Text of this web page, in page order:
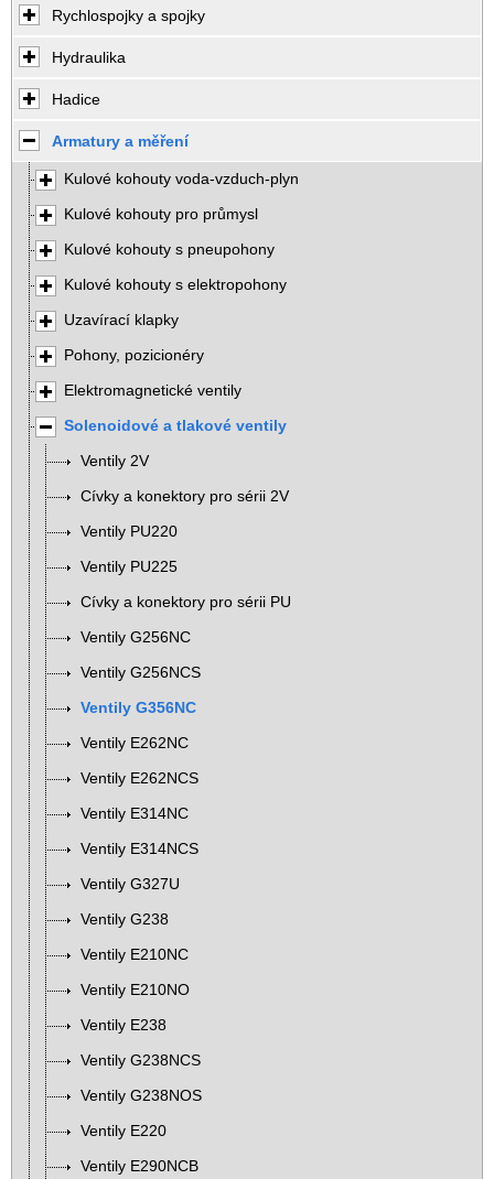
Rychlospojky a spojky
Hydraulika
Hadice
Armatury a měření
Kulové kohouty voda-vzduch-plyn
Kulové kohouty pro průmysl
Kulové kohouty s pneupohony
Kulové kohouty s elektropohony
Uzavírací klapky
Pohony, pozicionéry
Elektromagnetické ventily
Solenoidové a tlakové ventily
Ventily 2V
Cívky a konektory pro sérii 2V
Ventily PU220
Ventily PU225
Cívky a konektory pro sérii PU
Ventily G256NC
Ventily G256NCS
Ventily G356NC
Ventily E262NC
Ventily E262NCS
Ventily E314NC
Ventily E314NCS
Ventily G327U
Ventily G238
Ventily E210NC
Ventily E210NO
Ventily E238
Ventily G238NCS
Ventily G238NOS
Ventily E220
Ventily E290NCB